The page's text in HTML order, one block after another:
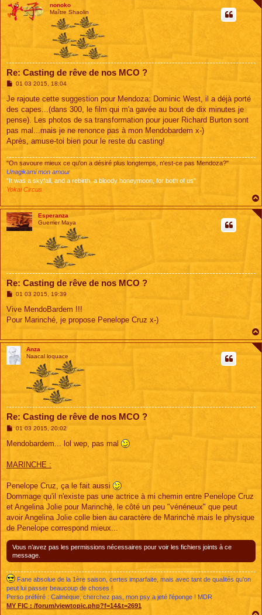
nonoko
Maître Shaolin
Re: Casting de rêve de nos MCO ?
M
s
a
g
01 03 2015, 18:04
Je rajoute cette suggestion pour Mendoza: Dominic West, il a déjà porté
des capes...(dans 300, le film qui m'a gavée au bout de dix minutes je
pense). Les photos de sa transformation pour jouer Richard Burton sont
pas mal...mais je ne renonce pas à mon Mendobardem x-)
Après, amuse-toi bien pour le reste du casting!
"On savoure mieux ce qu'on a désiré plus longtemps, n'est-ce pas Mendoza?"
Unagikami mon amour
"It was a skyfall, and a rebirth, a bloody honeymoon, for both of us"
Yokai Circus
Esperanza
Guerrier Maya
Re: Casting de rêve de nos MCO ?
M
s
a
01 03 2015, 19:39
Vive MendoBardem !!!
Pour Marinché, je propose Penelope Cruz x-)
Anza
Naacal loquace
Re: Casting de rêve de nos MCO ?
M
s
g
e
01 03 2015, 20:02
Mendobardem... lol wep, pas mal
MARINCHE :
Penelope Cruz, ça le fait aussi
Dommage qu'il n'existe pas une actrice à mi chemin entre Penelope Cruz
et Angelina Jolie pour Marinchè, le côté un peu "vénéneux" que peut
avoir Angelina Jolie colle bien au caractère de Marinchè mais le physique
de Penelope correspond mieux...
Vous n’avez pas les permissions nécessaires pour voir les fichiers joints à ce
message.
Fane absolue de la 1ère saison, certes imparfaite, mais avec tant de qualités qu'on
peut lui passer beaucoup de choses !
Perso préféré : Calmèque, cherchez pas, mon psy a jeté l'éponge ! MDR
MY FIC : /forum/viewtopic.php?f=14&t=2691